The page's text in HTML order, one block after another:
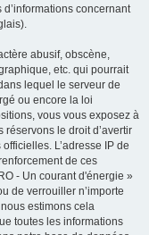
concernant
abusif, obscène,
etc. qui pourrait
lequel le serveur de
ou encore la loi
vous vous exposez à
le droit d’avertir
L’adresse IP de
de ces
- Un courant d'énergie »
de verrouiller n’importe
estimons cela
toutes les informations